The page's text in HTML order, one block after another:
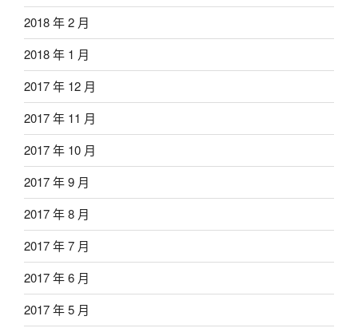
2018 年 2 月
2018 年 1 月
2017 年 12 月
2017 年 11 月
2017 年 10 月
2017 年 9 月
2017 年 8 月
2017 年 7 月
2017 年 6 月
2017 年 5 月